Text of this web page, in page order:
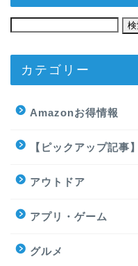
カテゴリー
Amazonお得情報
【ピックアップ記事】
アウトドア
アプリ・ゲーム
グルメ